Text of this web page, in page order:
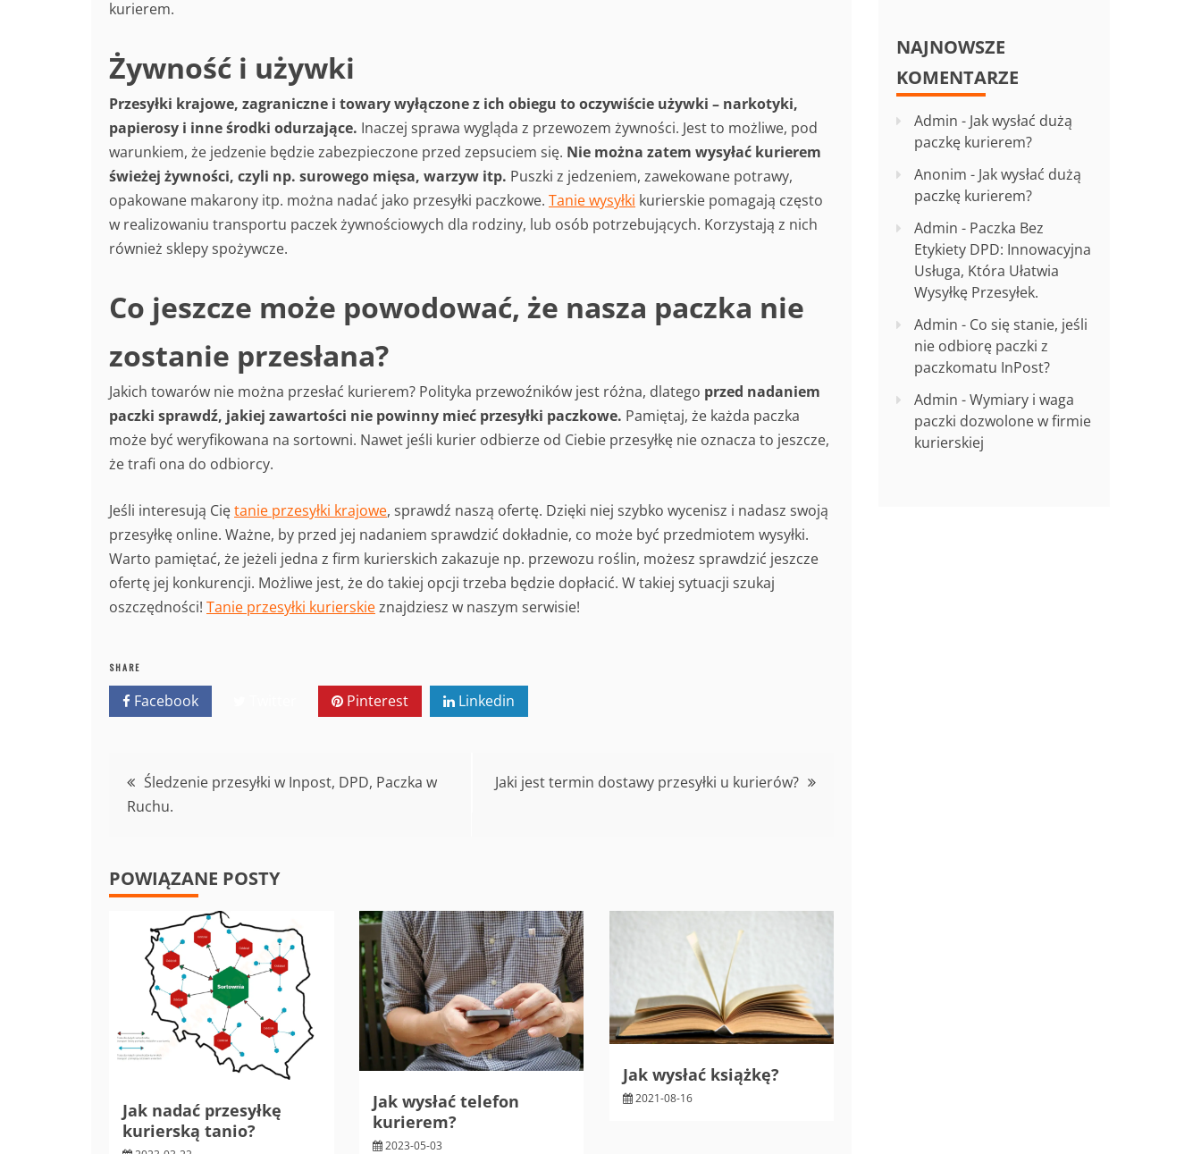
kurierem.
Żywność i używki
Przesyłki krajowe, zagraniczne i towary wyłączone z ich obiegu to oczywiście używki – narkotyki,
papierosy i inne środki odurzające. Inaczej sprawa wygląda z przewozem żywności. Jest to możliwe, pod
warunkiem, że jedzenie będzie zabezpieczone przed zepsuciem się. Nie można zatem wysyłać kurierem
świeżej żywności, czyli np. surowego mięsa, warzyw itp. Puszki z jedzeniem, zawekowane potrawy,
opakowane makarony itp. można nadać jako przesyłki paczkowe. Tanie wysyłki kurierskie pomagają często
w realizowaniu transportu paczek żywnościowych dla rodziny, lub osób potrzebujących. Korzystają z nich
również sklepy spożywcze.
Co jeszcze może powodować, że nasza paczka nie
zostanie przesłana?
Jakich towarów nie można przesłać kurierem? Polityka przewoźników jest różna, dlatego przed nadaniem
paczki sprawdź, jakiej zawartości nie powinny mieć przesyłki paczkowe. Pamiętaj, że każda paczka
może być weryfikowana na sortowni. Nawet jeśli kurier odbierze od Ciebie przesyłkę nie oznacza to jeszcze,
że trafi ona do odbiorcy.
Jeśli interesują Ciętanie przesyłki krajowe, sprawdź naszą ofertę. Dzięki niej szybko wycenisz i nadasz swoją
przesyłkę online. Ważne, by przed jej nadaniem sprawdzić dokładnie, co może być przedmiotem wysyłki.
Warto pamiętać, że jeżeli jedna z firm kurierskich zakazuje np. przewozu roślin, możesz sprawdzić jeszcze
ofertę jej konkurencji. Możliwe jest, że do takiej opcji trzeba będzie dopłacić. W takiej sytuacji szukaj
oszczędności! Tanie przesyłki kurierskieznajdziesz w naszym serwisie!
SHARE
Facebook Pinterest Linkedin
Nawigacja
wpisu
Śledzenie przesyłki w Inpost, DPD, Paczka w
Ruchu.
Jaki jest termin dostawy przesyłki u kurierów?
POWIĄZANE POSTY
Jak nadać przesyłkę
kurierską tanio?
Jak wysłać telefon
kurierem?
2023-05-03
Jak wysłać książkę?
2021-08-16
NAJNOWSZE
KOMENTARZE
Admin - Jak wysłać dużą
paczkę kurierem?
Anonim - Jak wysłać dużą
paczkę kurierem?
Admin - Paczka Bez
Etykiety DPD: Innowacyjna
Usługa, Która Ułatwia
Wysyłkę Przesyłek.
Admin - Co się stanie, jeśli
nie odbiorę paczki z
paczkomatu InPost?
Admin -Wymiary i waga
paczki dozwolone w firmie
kurierskiej